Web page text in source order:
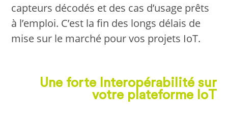
capteurs décodés et des cas d’usage prêts
à l’emploi. C’est la fin des longs délais de
mise sur le marché pour vos projets IoT.
Une forte Interopérabilité sur
votre plateforme IoT